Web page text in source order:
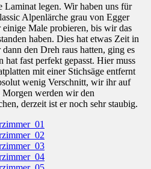
Laminat legen. Wir haben uns für
Alpenlärche grau von Egger
Male probieren, bis wir das
haben. Dies hat etwas Zeit in
den Dreh raus hatten, ging es
fast perfekt gepasst. Hier muss
mit einer Stichsäge entfernt
wenig Verschnitt, wir ihr auf
werden wir den
derzeit ist er noch sehr staubig.